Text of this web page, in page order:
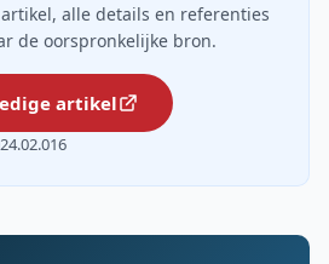
alle details en referenties
de oorspronkelijke bron.
artikel